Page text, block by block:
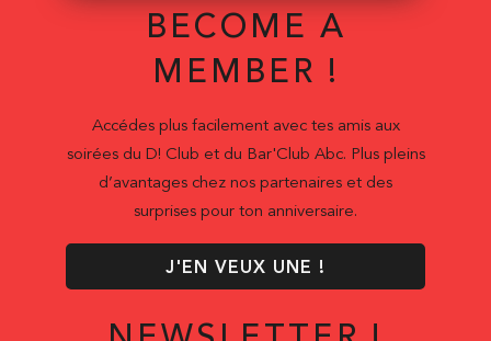
BECOME A
MEMBER !
Accédes plus facilement avec tes amis aux
soirées du D! Club et du Bar'Club Abc. Plus pleins
d’avantages chez nos partenaires et des
surprises pour ton anniversaire.
J'EN VEUX UNE !